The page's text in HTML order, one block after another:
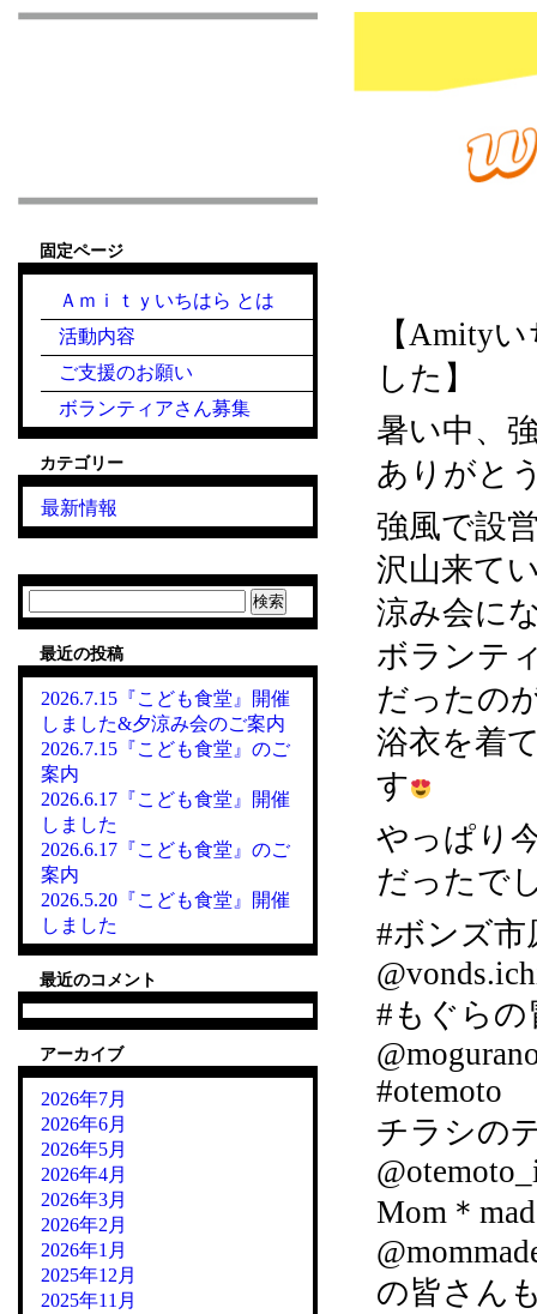
【Amity
した】
暑い中、
ありがと
強風で設
沢山来て
涼み会に
ボランテ
だったの
浴衣を着
す
やっぱり
だったで
#ボンズ市
#もぐらの
#otemoto
チラシの
Mom＊
の皆さん
固定ページ
Ａｍｉｔｙいちはら とは
活動内容
ご支援のお願い
ボランティアさん募集
カテゴリー
最新情報
索:
最近の投稿
2026.7.15『こども食堂』開催
しました&夕涼み会のご案内
2026.7.15『こども食堂』のご
案内
2026.6.17『こども食堂』開催
しました
2026.6.17『こども食堂』のご
案内
2026.5.20『こども食堂』開催
しました
最近のコメント
アーカイブ
2026年7月
2026年6月
2026年5月
2026年4月
2026年3月
2026年2月
2026年1月
2025年12月
2025年11月